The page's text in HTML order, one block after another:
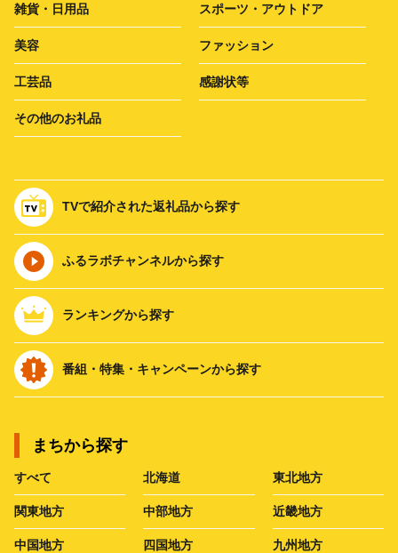
雑貨・日用品 スポーツ・アウトドア
美容 ファッション
工芸品 感謝状等
その他のお礼品
TVで紹介された返礼品から探す
ふるラボチャンネルから探す
ランキングから探す
番組・特集・キャンペーンから探す
まちから探す
すべて 北海道 東北地方
関東地方 中部地方 近畿地方
中国地方 四国地方 九州地方